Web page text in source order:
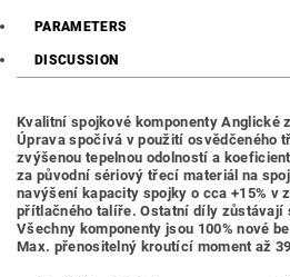
PARAMETERS
DISCUSSION
Kvalitní spojkové komponenty Anglické
Úprava spočívá v použití osvědčeného
zvýšenou tepelnou odolností a
za původní sériový třecí materiál na
navýšení kapacity spojky o cca +15% v
přítlačného talíře.Ostatní díly zůstávají
Všechny komponenty jsou 100% nové
Max. přenositelný kroutící moment až